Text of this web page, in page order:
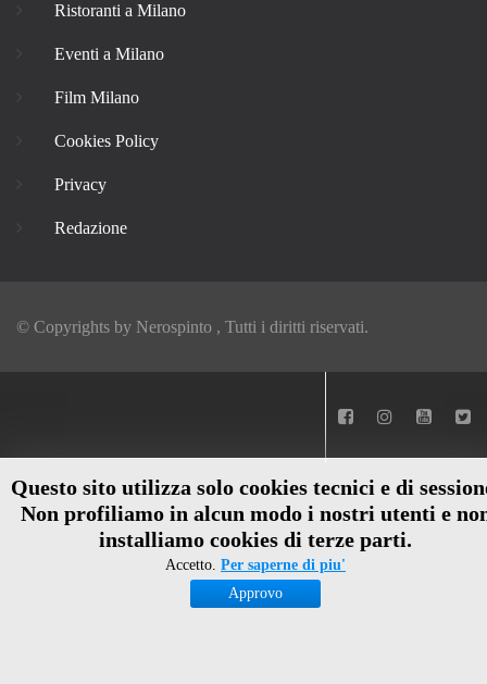
Questo sito utilizza solo cookies tecnici e di
Non profiliamo in alcun modo i nostri utenti e
installiamo cookies di terze parti.
Accetto. Per saperne di piu'
Approvo
Ristoranti a Milano
Eventi a Milano
Film Milano
Cookies Policy
Privacy
Redazione
© Copyrights by Nerospinto , Tutti i diritti riservati.